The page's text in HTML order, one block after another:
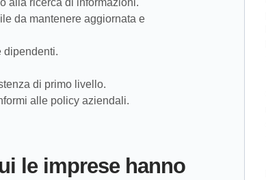
alla ricerca di informazioni.
da mantenere aggiornata e
dipendenti.
di primo livello.
alle policy aziendali.
le imprese hanno